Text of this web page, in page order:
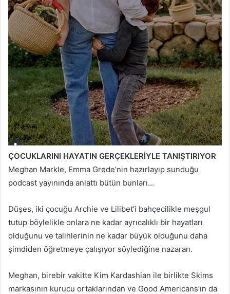
ÇOCUKLARINI HAYATIN GERÇEKLERİYLE TANIŞTIRIYOR
Meghan Markle, Emma Grede’nin hazırlayıp sunduğu
podcast yayınında anlattı bütün bunları…
Düşes, iki çocuğu Archie ve Lilibet’i bahçecilikle meşgul
tutup böylelikle onlara ne kadar ayrıcalıklı bir hayatları
olduğunu ve talihlerinin ne kadar büyük olduğunu daha
şimdiden öğretmeye çalışıyor söylediğine nazaran.
Meghan, birebir vakitte Kim Kardashian ile birlikte Skims
markasının kurucu ortaklarından ve Good Americans’ın da